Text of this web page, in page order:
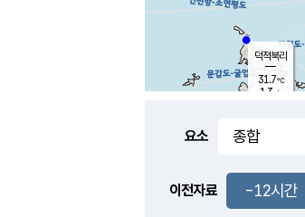
-
덕적북리
31.7℃
1.3 m/s
요소
이전자료 -12시간